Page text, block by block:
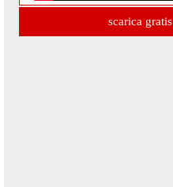
scarica gratis